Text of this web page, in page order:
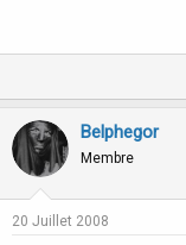
Belphegor
Membre
20 Juillet 2008